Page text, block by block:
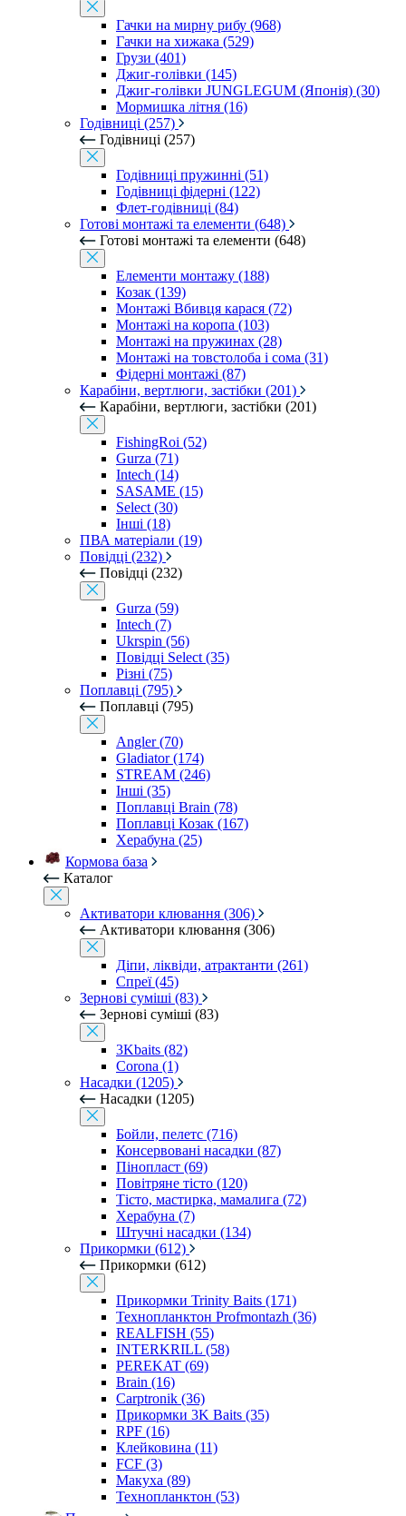
Гачки на мирну рибу (968)
Гачки на хижака (529)
Грузи (401)
Джиг-голівки (145)
Джиг-голівки JUNGLEGUM (Японія) (30)
Мормишка літня (16)
Годівниці (257)
Годівниці (257)
Годівниці пружинні (51)
Годівниці фідерні (122)
Флет-годівниці (84)
Готові монтажі та елементи (648)
Готові монтажі та елементи (648)
Елементи монтажу (188)
Козак (139)
Монтажі Вбивця карася (72)
Монтажі на коропа (103)
Монтажі на пружинах (28)
Монтажі на товстолоба і сома (31)
Фідерні монтажі (87)
Карабіни, вертлюги, застібки (201)
Карабіни, вертлюги, застібки (201)
FishingRoi (52)
Gurza (71)
Intech (14)
SASAME (15)
Select (30)
Інші (18)
ПВА матеріали (19)
Повідці (232)
Повідці (232)
Gurza (59)
Intech (7)
Ukrspin (56)
Повідці Select (35)
Різні (75)
Поплавці (795)
Поплавці (795)
Angler (70)
Gladiator (174)
STREAM (246)
Інші (35)
Поплавці Brain (78)
Поплавці Козак (167)
Херабуна (25)
Кормова база
Каталог
Активатори клювання (306)
Активатори клювання (306)
Діпи, ліквіди, атрактанти (261)
Спреї (45)
Зернові суміші (83)
Зернові суміші (83)
3Kbaits (82)
Corona (1)
Насадки (1205)
Насадки (1205)
Бойли, пелетс (716)
Консервовані насадки (87)
Пінопласт (69)
Повітряне тісто (120)
Тісто, мастирка, мамалига (72)
Херабуна (7)
Штучні насадки (134)
Прикормки (612)
Прикормки (612)
Прикормки Trinity Baits (171)
Технопланктон Profmontazh (36)
REALFISH (55)
INTERKRILL (58)
PEREKAT (69)
Brain (16)
Carptronik (36)
Прикормки 3K Baits (35)
RPF (16)
Клейковина (11)
FCF (3)
Макуха (89)
Технопланктон (53)